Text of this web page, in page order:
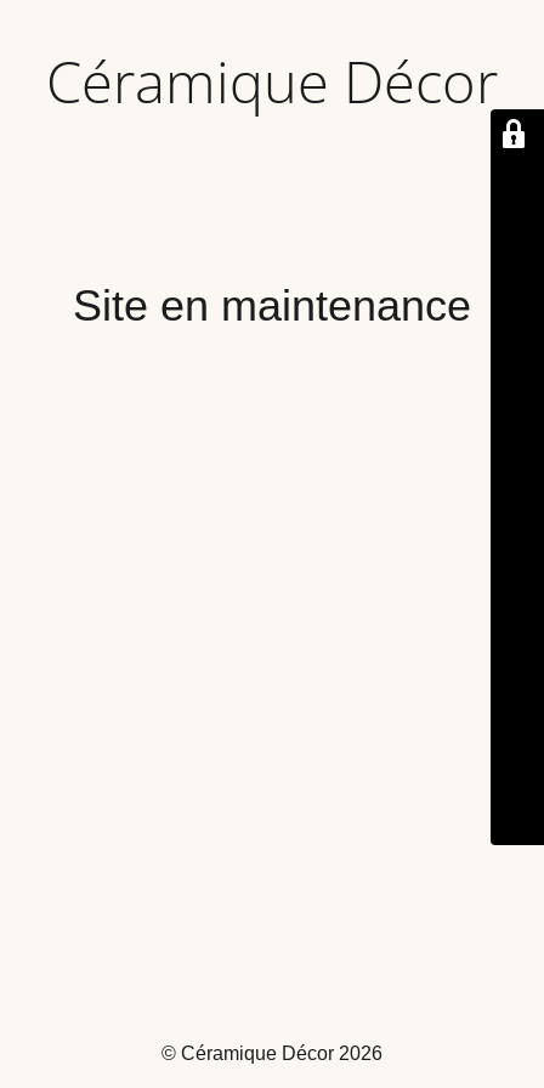
Céramique Décor
Site en maintenance
© Céramique Décor 2026